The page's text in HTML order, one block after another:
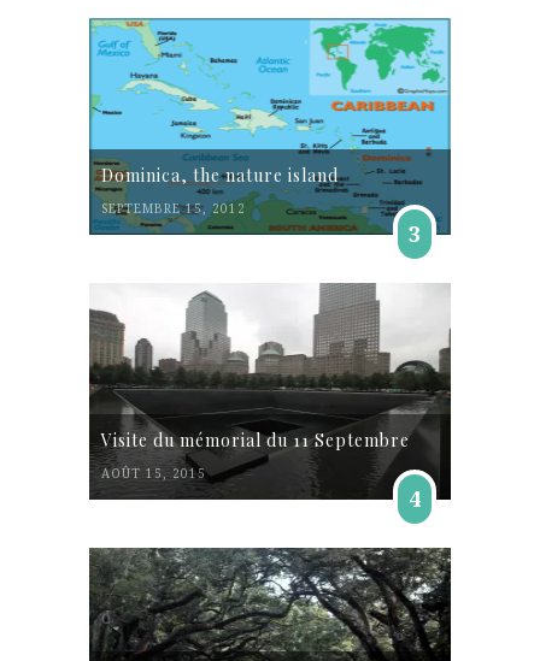
Dominica, the nature island
SEPTEMBRE 15, 2012
3
Visite du mémorial du 11 Septembre
AOÛT 15, 2015
4